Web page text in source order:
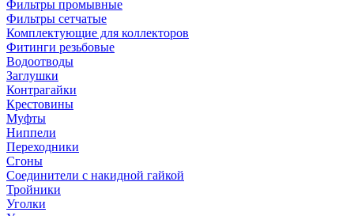
Фильтры промывные
Фильтры сетчатые
Комплектующие для коллекторов
Фитинги резьбовые
Водоотводы
Заглушки
Контрагайки
Крестовины
Муфты
Ниппели
Переходники
Сгоны
Соединители с накидной гайкой
Тройники
Уголки